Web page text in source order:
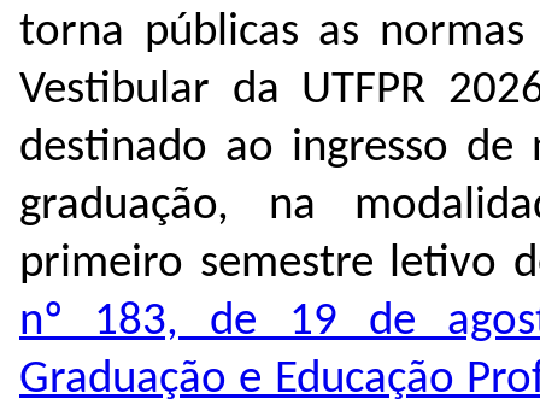
torna públicas as
Vestibular da UTFPR
destinado ao ingresso de
graduação, na
primeiro semestre letivo
nº 183, de 19 de
Graduação e Educação